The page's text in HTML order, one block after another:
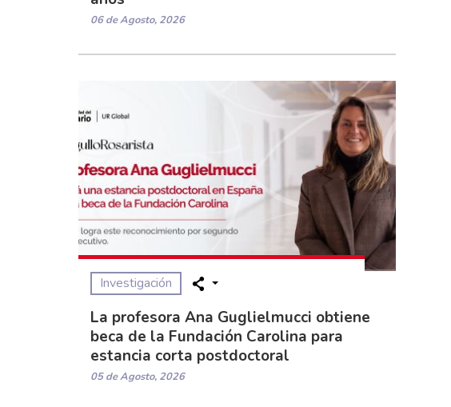
06 de Agosto, 2026
Investigación
La profesora Ana Guglielmucci obtiene
beca de la Fundación Carolina para
estancia corta postdoctoral
05 de Agosto, 2026